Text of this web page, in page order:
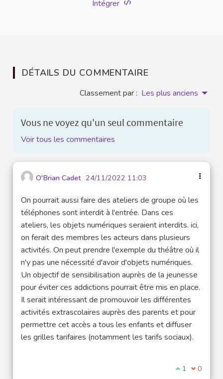
Intégrer
DÉTAILS DU COMMENTAIRE
Classement par : Les plus anciens
Vous ne voyez qu'un seul commentaire
Voir tous les commentaires
O'Brian Cadet 24/11/2022 11:03
On pourrait aussi faire des ateliers de groupe où les
téléphones sont interdit à l'entrée. Dans ces
ateliers, les objets numériques seraient interdits. ici,
on ferait des membres les acteurs dans plusieurs
activités. On peut prendre l'exemple du théâtre où il
n'y pas une nécessité d'avoir d'objets numériques.
Un objectif de sensibilisation auprès de la jeunesse
pour éviter ces addictions pourrait être mis en place.
Il serait intéressant de promouvoir les différentes
activités extrascolaires auprès des parents et pour
permettre cet accès a tous les enfants et diffuser
les grilles tarifaires (notamment les tarifs sociaux).
Je suis
1 Je ne
0